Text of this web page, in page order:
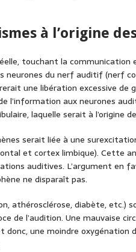
à l’origine
touchant la communication
neurones du nerf auditif (nerf
une libération excessive de
l’information aux neurones
laquelle serait à l’origine
serait liée à une
et cortex limbique). Cette
auditives. L’argument en
ne disparaît pas.
athérosclérose, diabète, etc.)
de l’audition. Une mauvaise
donc, une moindre oxygénation